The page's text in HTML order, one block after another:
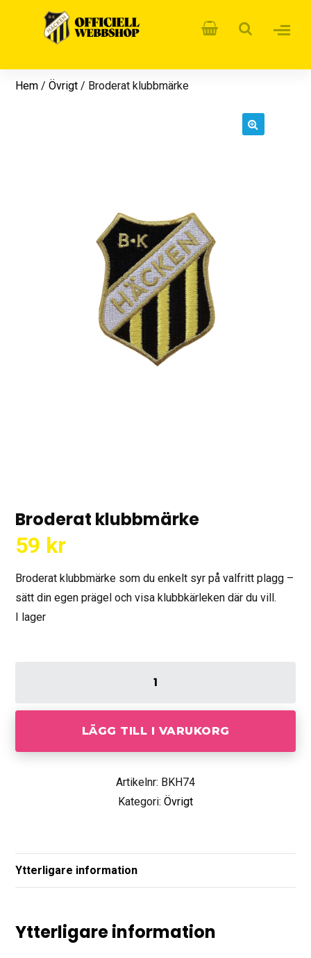
Hem /Övrigt / Broderat klubbmärke
Broderat klubbmärke
59 kr
Broderat klubbmärke som du enkelt syr på valfritt plagg –
sätt din egen prägel och visa klubbkärleken där du vill.
I lager
LÄGG TILL I VARUKORG
Artikelnr: BKH74
Kategori: Övrigt
Ytterligare information
Ytterligare information